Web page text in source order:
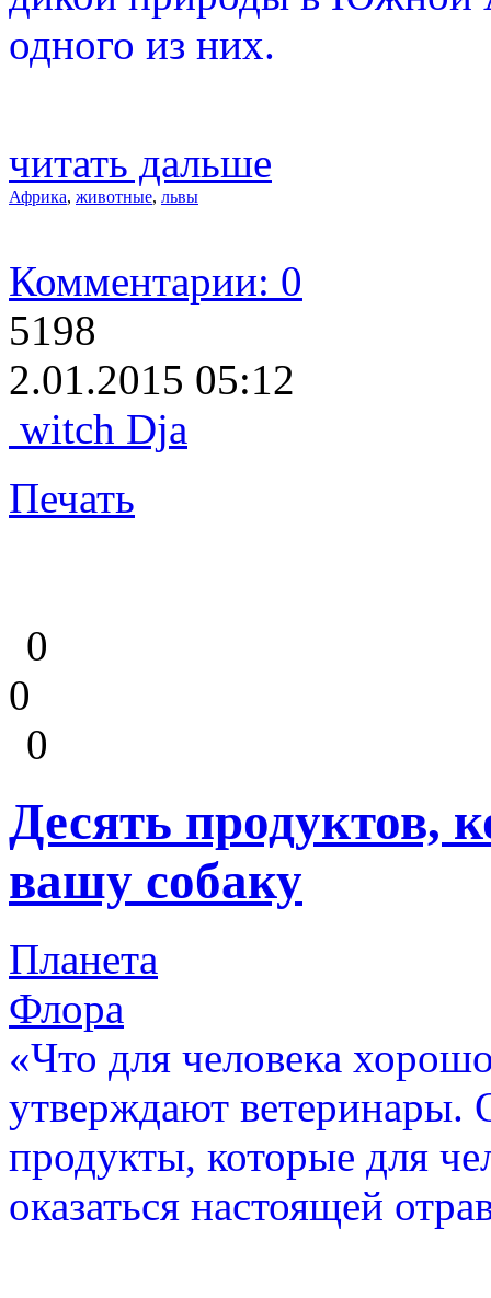
одного из них.
читать дальше
Африка, животные, львы
Комментарии: 0
5198
2.01.2015 05:12
witch Dja
Печать
0
0
0
Десять продуктов,
вашу собаку
Планета
Флора
«Что для человека
утверждают ветеринары.
продукты, которые для
оказаться настоящей